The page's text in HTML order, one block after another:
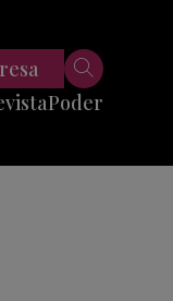
Poder